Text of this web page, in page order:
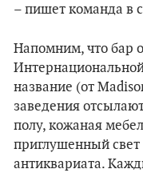
– пишет команда в
Напомним, что бар
название (от
заведения
полу, кожаная
приглушенный
антиквариата.